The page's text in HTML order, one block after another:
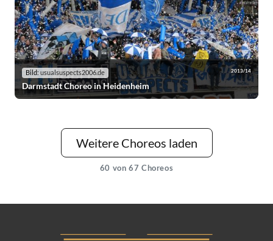
Bild: usualsuspects2006.de 2013/14
Darmstadt Choreo in Heidenheim
Weitere Choreos laden
60 von 67 Choreos